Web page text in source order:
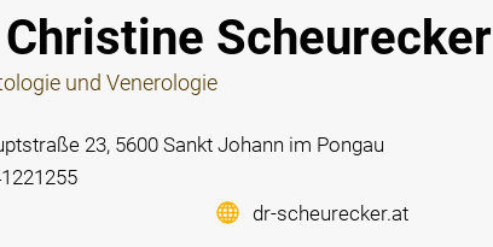
Christine Scheurecker
und Venerologie
23, 5600 Sankt Johann im Pongau
dr-scheurecker.at